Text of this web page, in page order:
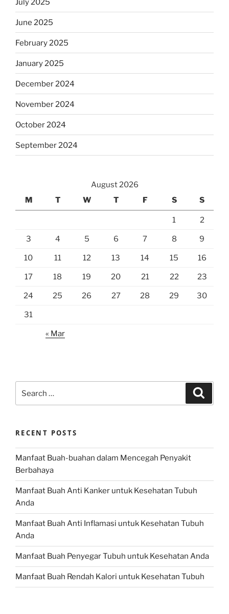
July 2025
June 2025
February 2025
January 2025
December 2024
November 2024
October 2024
September 2024
August 2026
M
T W T F S S
1 2
3 4 5 6 7 8 9
10 11 12 13 14 15 16
17 18 19 20 21 22 23
24 25 26 27 28 29 30
31
« Mar
for:
RECENT POSTS
Manfaat Buah-buahan dalam Mencegah Penyakit
Berbahaya
Manfaat Buah Anti Kanker untuk Kesehatan Tubuh
Anda
Manfaat Buah Anti Inflamasi untuk Kesehatan Tubuh
Anda
Manfaat Buah Penyegar Tubuh untuk Kesehatan Anda
Manfaat Buah Rendah Kalori untuk Kesehatan Tubuh